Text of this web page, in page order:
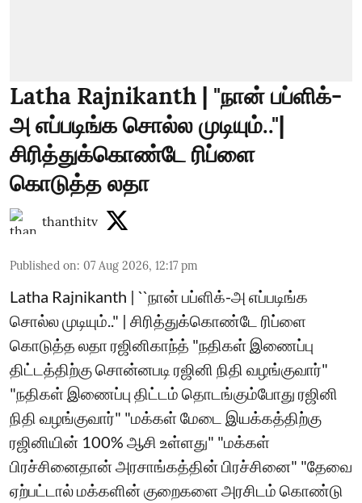
Latha Rajnikanth | "நான் பப்ளிக்-
அ எப்படிங்க சொல்ல முடியும்.."|
சிரித்துக்கொண்டே ரிப்ளை
கொடுத்த லதா
thanthitv
Published on: 07 Aug 2026, 12:17 pm
Latha Rajnikanth | ``நான் பப்ளிக்-அ எப்படிங்க
சொல்ல முடியும்.." | சிரித்துக்கொண்டே ரிப்ளை
கொடுத்த லதா ரஜினிகாந்த் "நதிகள் இணைப்பு
திட்டத்திற்கு சொன்னபடி ரஜினி நிதி வழங்குவார்"
"நதிகள் இணைப்பு திட்டம் தொடங்கும்போது ரஜினி
நிதி வழங்குவார்" "மக்கள் மேடை இயக்கத்திற்கு
ரஜினியின் 100% ஆசி உள்ளது" "மக்கள்
பிரச்சினைதான் அரசாங்கத்தின் பிரச்சினை" "தேவை
ஏற்பட்டால் மக்களின் குறைகளை அரசிடம் கொண்டு